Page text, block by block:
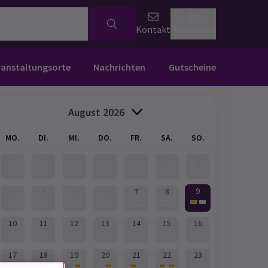
Kontakt
Nachrichten Gutscheine
August 2026
MO. DI. MI. DO. FR. SA. SO.
7 8 9
10 11 12 13 14 15 16
17 18 19 20 21 22 23